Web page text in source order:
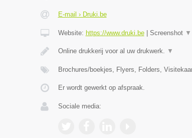
E-mail › Druki.be
Website: https://www.druki.be| Screenshot ▼
Online drukkerij voor al uw drukwerk. ▼
Brochures/boekjes, Flyers, Folders,
Er wordt gewerkt op afspraak.
Sociale media: